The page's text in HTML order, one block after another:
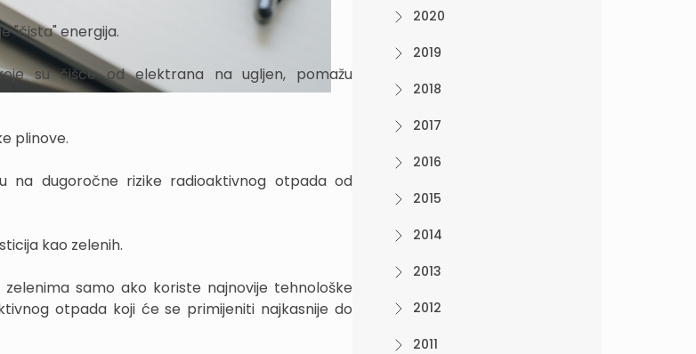
"čista" energija.
su čišće od elektrana na ugljen, pomažu
plinove.
na dugoročne rizike radioaktivnog otpada od
kao zelenih.
samo ako koriste najnovije tehnološke
otpada koji će se primijeniti najkasnije do
2020
2019
2018
2017
2016
2015
2014
2013
2012
2011